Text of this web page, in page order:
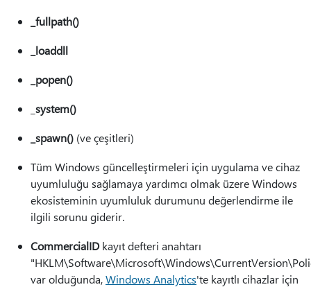
_fullpath()
_loaddll
_popen()
system()
_spawn() (ve çeşitleri)
Tüm Windows güncelleştirmeleri için uygulama ve cihaz
uyumluluğu sağlamaya yardımcı olmak üzere Windows
ekosisteminin uyumluluk durumunu değerlendirme ile
ilgili sorunu giderir.
CommercialID kayıt defteri anahtarı
var olduğunda,Windows Analytics'te kayıtlı cihazlar için